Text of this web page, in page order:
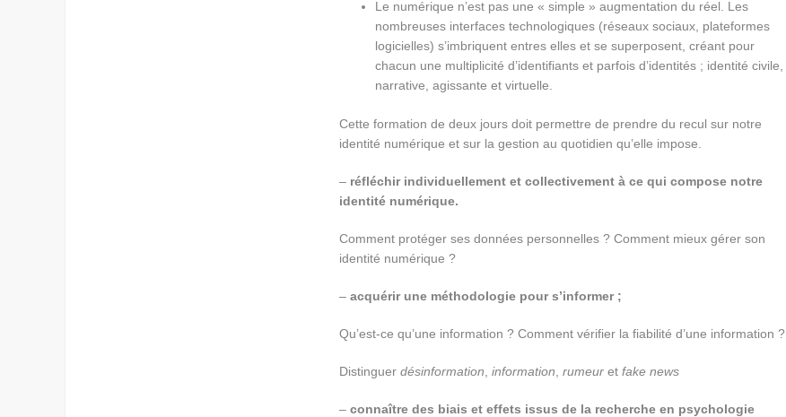
Le numérique n’est pas une « simple » augmentation du réel. Les
nombreuses interfaces technologiques (réseaux sociaux, plateformes
logicielles) s’imbriquent entres elles et se superposent, créant pour
chacun une multiplicité d’identifiants et parfois d’identités ; identité civile,
narrative, agissante et virtuelle.
Cette formation de deux jours doit permettre de prendre du recul sur notre
identité numérique et sur la gestion au quotidien qu’elle impose.
– réfléchir individuellement et collectivement à ce qui compose notre
identité numérique.
Comment protéger ses données personnelles ? Comment mieux gérer son
identité numérique ?
–acquérir une méthodologie pour s’informer ;
Qu’est-ce qu’une information ? Comment vérifier la fiabilité d’une information ?
Distinguerdésinformation ,information ,rumeur etfake news
–connaître des biais et effets issus de la recherche en psychologie